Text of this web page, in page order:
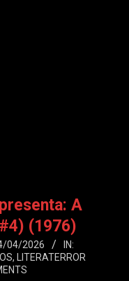
A
(1976)
04/2026
IN:
,
LITERATERROR